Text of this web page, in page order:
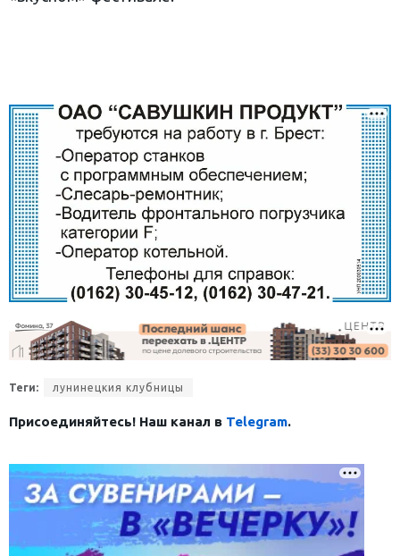
Теги: лунинецкия клубницы
Присоединяйтесь! Наш канал в Telegram.